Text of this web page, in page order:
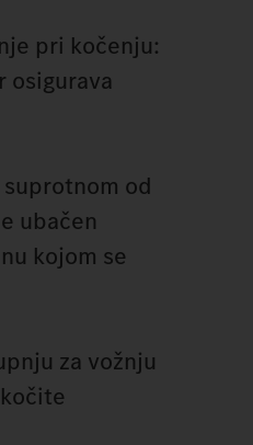
pri kočenju:
osigurava
od
ubačen
kojom se
za vožnju